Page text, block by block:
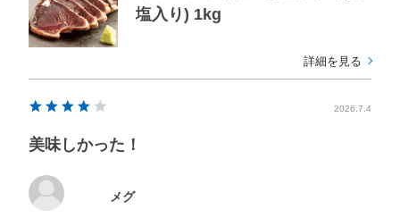
塩入り) 1kg
詳細を見る
2026.7.4
美味しかった！
メグ